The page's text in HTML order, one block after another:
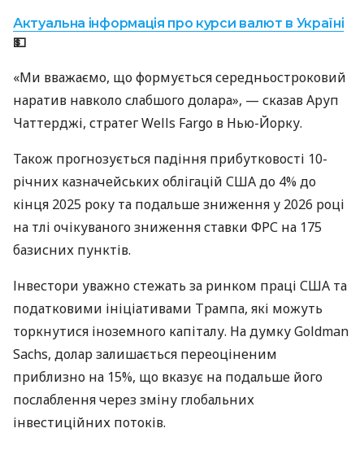
Актуальна інформація про курси валют в Україні
💵
«Ми вважаємо, що формується середньостроковий
наратив навколо слабшого долара», — сказав Аруп
Чаттерджі, стратег Wells Fargo в Нью-Йорку.
Також прогнозується падіння прибутковості 10-
річних казначейських облігацій США до 4% до
кінця 2025 року та подальше зниження у 2026 році
на тлі очікуваного зниження ставки ФРС на 175
базисних пунктів.
Інвестори уважно стежать за ринком праці США та
податковими ініціативами Трампа, які можуть
торкнутися іноземного капіталу. На думку Goldman
Sachs, долар залишається переоціненим
приблизно на 15%, що вказує на подальше його
послаблення через зміну глобальних
інвестиційних потоків.